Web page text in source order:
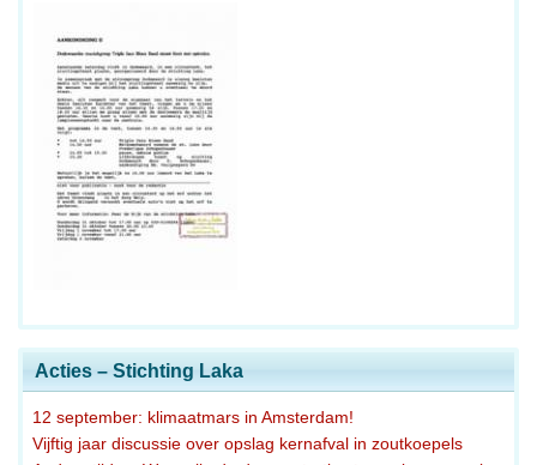
Acties – Stichting Laka
12 september: klimaatmars in Amsterdam!
Vijftig jaar discussie over opslag kernafval in zoutkoepels